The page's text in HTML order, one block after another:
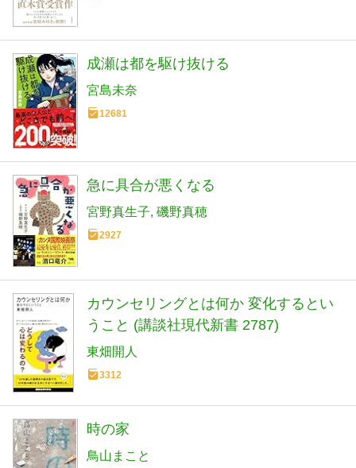
成瀬は都を駆け抜ける
宮島未奈
12681
急に具合が悪くなる
宮野真生子 磯野真穂
2927
カウンセリングとは何か 変化するとい
うこと (講談社現代新書 2787)
東畑開人
3312
時の家
鳥山まこと